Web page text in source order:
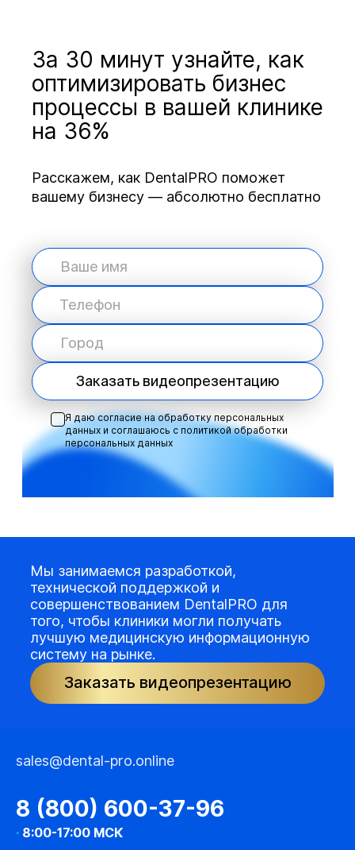
За 30 минут узнайте, как
оптимизировать бизнес
процессы в вашей клинике
на 36%
Расскажем, как DentalPRO поможет
вашему бизнесу — абсолютно бесплатно
Заказать видеопрезентацию
Я даю согласие на обработку персональных
данных и соглашаюсь с политикой обработки
персональных данных
Мы занимаемся разработкой,
технической поддержкой и
совершенствованием DentalPRO для
того, чтобы клиники могли получать
лучшую медицинскую информационную
систему на рынке.
Заказать видеопрезентацию
sales@dental-pro.online
8 (800) 600-37-96
· 8:00-17:00 МСК